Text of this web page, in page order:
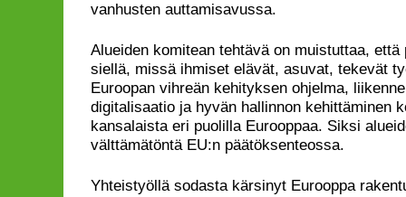
vanhusten auttamisavussa.
Alueiden komitean tehtävä on muistuttaa,
siellä, missä ihmiset elävät, asuvat, tekevät
Euroopan vihreän kehityksen ohjelma,
digitalisaatio ja hyvän hallinnon kehittäminen
kansalaista eri puolilla Eurooppaa. Siksi
välttämätöntä EU:n päätöksenteossa.
Yhteistyöllä sodasta kärsinyt Eurooppa